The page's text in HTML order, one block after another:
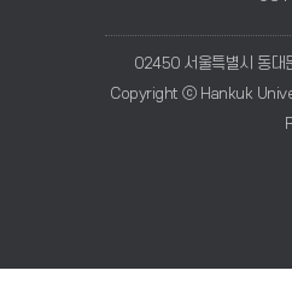
02450 서울특별시 동대
Copyright ⓒ Hankuk